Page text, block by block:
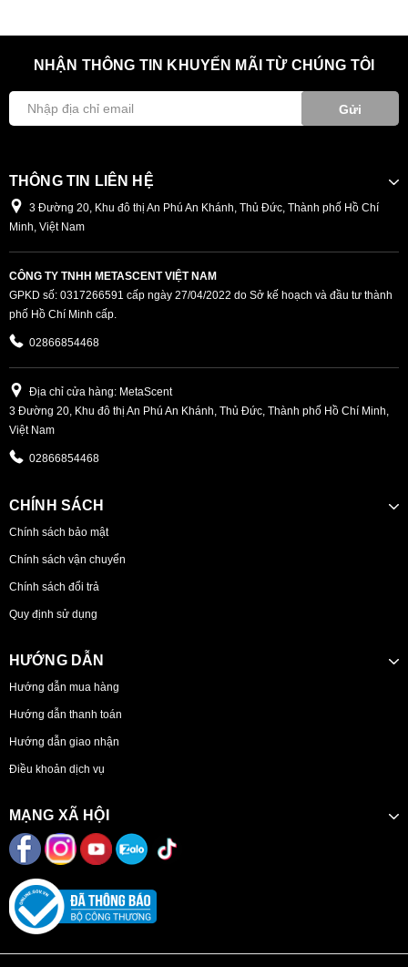
NHẬN THÔNG TIN KHUYẾN MÃI TỪ CHÚNG TÔI
Gửi
THÔNG TIN LIÊN HỆ
3 Đường 20, Khu đô thị An Phú An Khánh, Thủ Đức, Thành phố Hồ Chí
Minh, Việt Nam
CÔNG TY TNHH METASCENT VIỆT NAM
GPKD số: 0317266591 cấp ngày 27/04/2022 do Sở kế hoạch và đầu tư thành
phố Hồ Chí Minh cấp.
02866854468
Địa chỉ cửa hàng: MetaScent
3 Đường 20, Khu đô thị An Phú An Khánh, Thủ Đức, Thành phố Hồ Chí Minh,
Việt Nam
02866854468
CHÍNH SÁCH
Chính sách bảo mật
Chính sách vận chuyển
Chính sách đổi trả
Quy định sử dụng
HƯỚNG DẪN
Hướng dẫn mua hàng
Hướng dẫn thanh toán
Hướng dẫn giao nhận
Điều khoản dịch vụ
MẠNG XÃ HỘI